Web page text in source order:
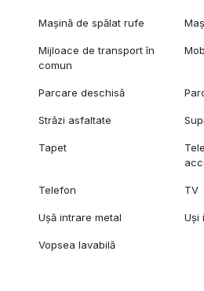
Mașină de spălat rufe
Mijloace de transport în
comun
Parcare deschisă
Străzi asfaltate
Tapet
Telefon TV
Ușă intrare metal Uși
Vopsea lavabilă